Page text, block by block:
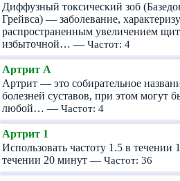
Диффузный токсический зоб
Грейвса) — заболевание,
распространенным увеличением
избыточной… — Частот: 4
Артрит А
Артрит — это собирательное
болезней суставов, при этом могут
любой… — Частот: 4
Артрит 1
Использовать частоту 1.5 в течении
течении 20 минут — Частот: 36